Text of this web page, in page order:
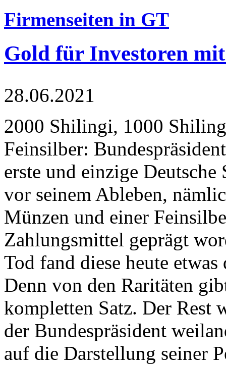
Firmenseiten in GT
Gold für Investoren
28.06.2021
2000 Shilingi, 1000
Feinsilber:
erste und einzige Deutsche
vor seinem Ableben,
Münzen und einer
Zahlungsmittel geprägt
Tod fand diese heute
Denn von den Raritäten
kompletten Satz. Der Rest
der Bundespräsident
auf die Darstellung seiner